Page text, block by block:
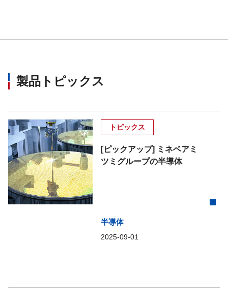
製品トピックス
トピックス
[ピックアップ] ミネベアミ
ツミグループの半導体
半導体
2025-09-01